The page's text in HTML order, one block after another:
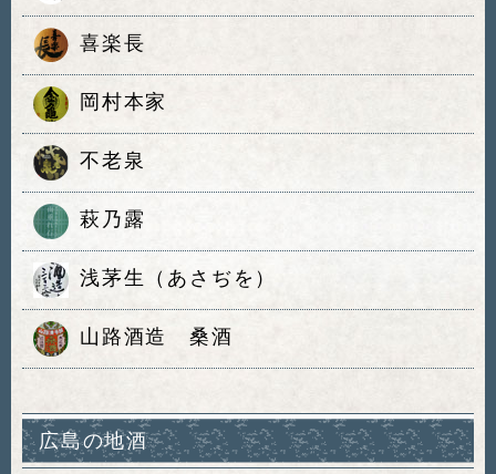
喜楽長
岡村本家
不老泉
萩乃露
浅茅生（あさぢを）
山路酒造 桑酒
広島の地酒